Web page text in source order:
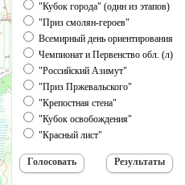
"Кубок города" (один из этапов)
"Приз смолян-героев"
Всемирный день ориентирования
Чемпионат и Первенство обл. (л)
"Российский Азимут"
"Приз Пржевальского"
"Крепостная стена"
"Кубок освобождения"
"Красный лист"